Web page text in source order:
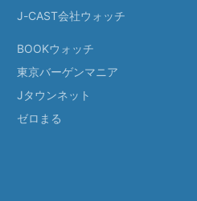
J-CAST会社ウォッチ
BOOKウォッチ
東京バーゲンマニア
Jタウンネット
ゼロまる